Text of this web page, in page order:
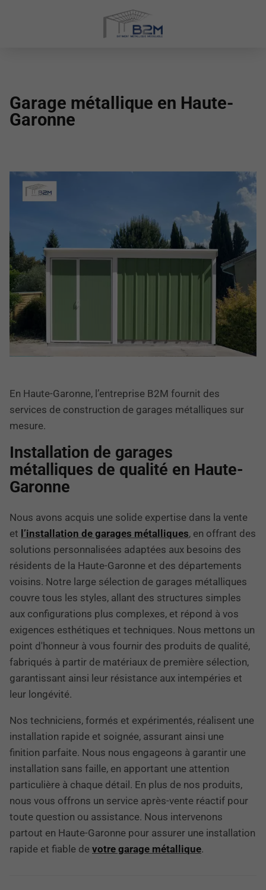
Garage métallique en Haute-
Garonne
En Haute-Garonne, l’entreprise B2M fournit des
services de construction de garages métalliques sur
mesure.
Installation de garages
métalliques de qualité en Haute-
Garonne
Nous avons acquis une solide expertise dans la vente
et l’installation de garages métalliques, en offrant des
solutions personnalisées adaptées aux besoins des
résidents de la Haute-Garonne et des départements
voisins. Notre large sélection de garages métalliques
couvre tous les styles, allant des structures simples
aux configurations plus complexes, et répond à vos
exigences esthétiques et techniques. Nous mettons un
point d'honneur à vous fournir des produits de qualité,
fabriqués à partir de matériaux de première sélection,
garantissant ainsi leur résistance aux intempéries et
leur longévité.
Nos techniciens, formés et expérimentés, réalisent une
installation rapide et soignée, assurant ainsi une
finition parfaite. Nous nous engageons à garantir une
installation sans faille, en apportant une attention
particulière à chaque détail. En plus de nos produits,
nous vous offrons un service après-vente réactif pour
toute question ou assistance. Nous intervenons
partout en Haute-Garonne pour assurer une installation
rapide et fiable de votre garage métallique.